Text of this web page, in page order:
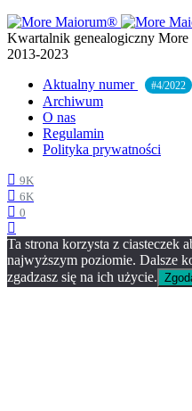
Kwartalnik genealogiczny
2013-2023
Aktualny numer
#4/2022
Archiwum
O nas
Regulamin
Polityka prywatności
9K
6K
0
Ta strona korzysta z ciasteczek
najwyższym poziomie. Dalsze
zgadzasz się na ich użycie.